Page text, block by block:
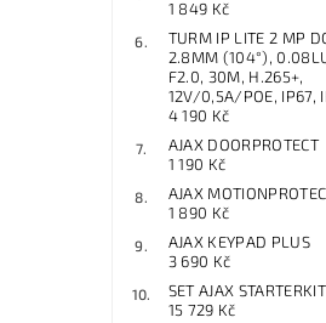
1 849 Kč
TURM IP LITE 2 MP
2.8MM (104°),
F2.0, 30M, H.265+,
12V/0,5A/POE, IP67,
4 190 Kč
AJAX DOORPROTECT
1 190 Kč
AJAX
1 890 Kč
AJAX KEYPAD PLUS
3 690 Kč
SET AJAX
15 729 Kč